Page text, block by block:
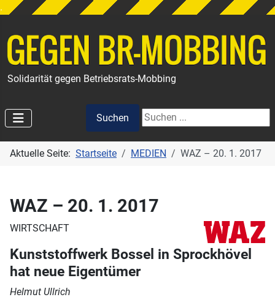
.
Solidarität gegen Betriebsrats-Mobbing
Suchen
Suchen
Aktuelle Seite: Startseite MEDIEN WAZ – 20. 1. 2017
WAZ – 20. 1. 2017
WIRTSCHAFT
Kunststoffwerk Bossel in Sprockhövel
hat neue Eigentümer
Helmut Ullrich